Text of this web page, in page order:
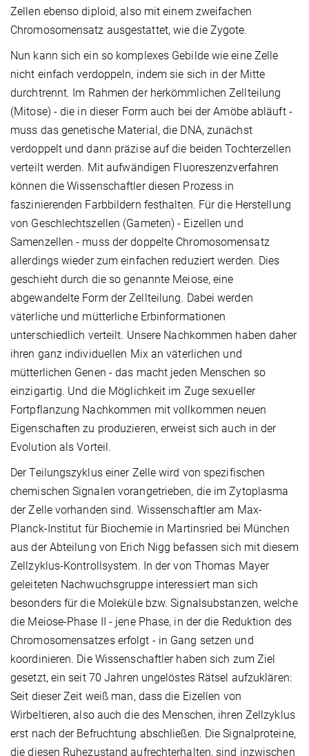
Zellen ebenso diploid, also mit einem zweifachen
Chromosomensatz ausgestattet, wie die Zygote.
Nun kann sich ein so komplexes Gebilde wie eine Zelle
nicht einfach verdoppeln, indem sie sich in der Mitte
durchtrennt. Im Rahmen der herkömmlichen Zellteilung
(Mitose) - die in dieser Form auch bei der Amöbe abläuft -
muss das genetische Material, die DNA, zunächst
verdoppelt und dann präzise auf die beiden Tochterzellen
verteilt werden. Mit aufwändigen Fluoreszenzverfahren
können die Wissenschaftler diesen Prozess in
faszinierenden Farbbildern festhalten. Für die Herstellung
von Geschlechtszellen (Gameten) - Eizellen und
Samenzellen - muss der doppelte Chromosomensatz
allerdings wieder zum einfachen reduziert werden. Dies
geschieht durch die so genannte Meiose, eine
abgewandelte Form der Zellteilung. Dabei werden
väterliche und mütterliche Erbinformationen
unterschiedlich verteilt. Unsere Nachkommen haben daher
ihren ganz individuellen Mix an väterlichen und
mütterlichen Genen - das macht jeden Menschen so
einzigartig. Und die Möglichkeit im Zuge sexueller
Fortpflanzung Nachkommen mit vollkommen neuen
Eigenschaften zu produzieren, erweist sich auch in der
Evolution als Vorteil.
Der Teilungszyklus einer Zelle wird von spezifischen
chemischen Signalen vorangetrieben, die im Zytoplasma
der Zelle vorhanden sind. Wissenschaftler am Max-
Planck-Institut für Biochemie in Martinsried bei München
aus der Abteilung von Erich Nigg befassen sich mit diesem
Zellzyklus-Kontrollsystem. In der von Thomas Mayer
geleiteten Nachwuchsgruppe interessiert man sich
besonders für die Moleküle bzw. Signalsubstanzen, welche
die Meiose-Phase II - jene Phase, in der die Reduktion des
Chromosomensatzes erfolgt - in Gang setzen und
koordinieren. Die Wissenschaftler haben sich zum Ziel
gesetzt, ein seit 70 Jahren ungelöstes Rätsel aufzuklären:
Seit dieser Zeit weiß man, dass die Eizellen von
Wirbeltieren, also auch die des Menschen, ihren Zellzyklus
erst nach der Befruchtung abschließen. Die Signalproteine,
die diesen Ruhezustand aufrechterhalten, sind inzwischen